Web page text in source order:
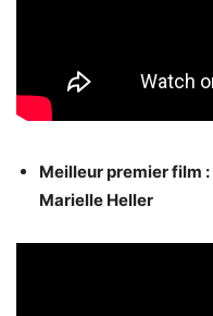
Meilleur premier film :
Marielle Heller